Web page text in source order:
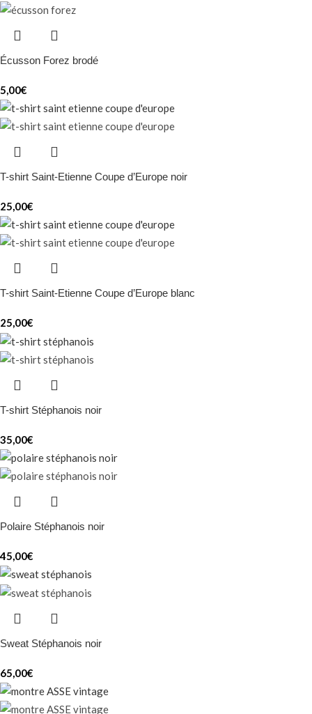
Écusson Forez brodé
5,00€
T-shirt Saint-Etienne Coupe d’Europe noir
25,00€
T-shirt Saint-Etienne Coupe d’Europe blanc
25,00€
T-shirt Stéphanois noir
35,00€
Polaire Stéphanois noir
45,00€
Sweat Stéphanois noir
65,00€